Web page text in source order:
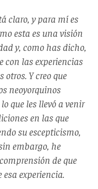
claro, y para mí es
esta es una visión
y, como has dicho,
las experiencias
Y creo que
neoyorquinos
que les llevó a venir
en las que
su escepticismo,
embargo, he
de que
experiencia.